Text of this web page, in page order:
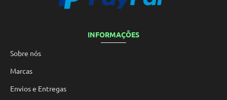
INFORMAÇÕES
Sobre nós
Marcas
Envios e Entregas